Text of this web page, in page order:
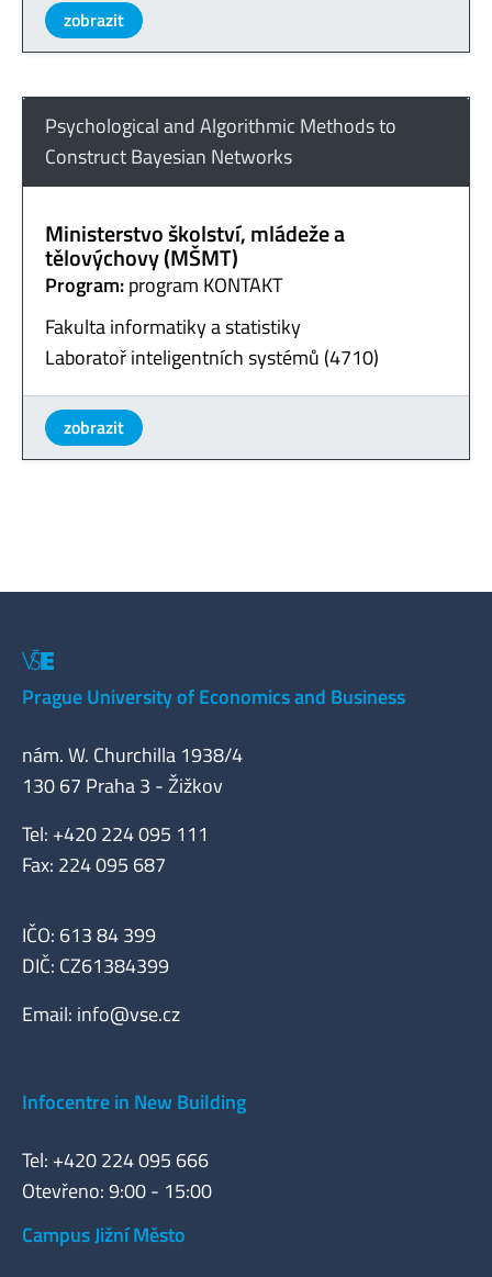
zobrazit
Psychological and Algorithmic Methods to
Construct Bayesian Networks
Ministerstvo školství, mládeže a
tělovýchovy (MŠMT)
Program:program KONTAKT
Fakulta informatiky a statistiky
Laboratoř inteligentních systémů (4710)
zobrazit
Prague University of Economics and Business
nám. W. Churchilla 1938/4
130 67 Praha 3 - Žižkov
Tel: +420 224 095 111
Fax: 224 095 687
IČO: 613 84 399
DIČ: CZ61384399
Email: info@vse.cz
Infocentre in New Building
Tel: +420 224 095 666
Otevřeno: 9:00 - 15:00
Campus Jižní Město